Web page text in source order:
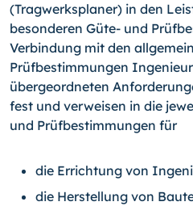
(Tragwerksplaner) in den
besonderen Güte- und
Verbindung mit den
Prüfbestimmungen
übergeordneten
fest und verweisen in die
und Prüfbestimmungen für
die Errichtung von
die Herstellung von